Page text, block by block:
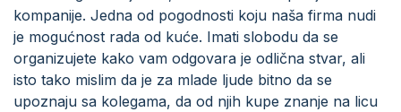
kompanije. Jedna od pogodnosti koju naša firma nudi
je mogućnost rada od kuće. Imati slobodu da se
organizujete kako vam odgovara je odlična stvar, ali
isto tako mislim da je za mlade ljude bitno da se
upoznaju sa kolegama, da od njih kupe znanje na licu